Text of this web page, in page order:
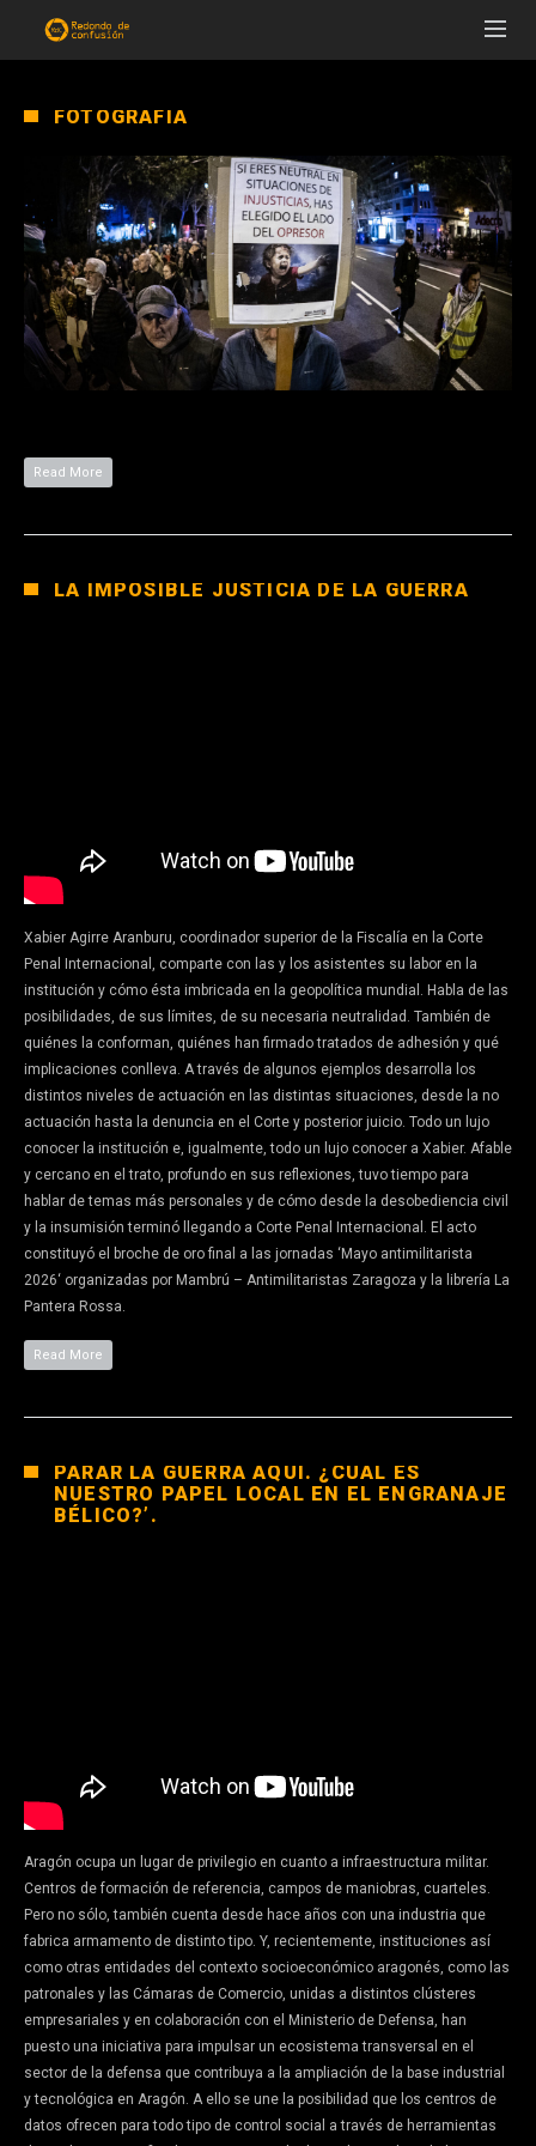
FOTOGRAFÍA
Read More
LA IMPOSIBLE JUSTICIA DE LA GUERRA
Xabier Agirre Aranburu, coordinador superior de la Fiscalía en la Corte
Penal Internacional, comparte con las y los asistentes su labor en la
institución y cómo ésta imbricada en la geopolítica mundial. Habla de las
posibilidades, de sus límites, de su necesaria neutralidad. También de
quiénes la conforman, quiénes han firmado tratados de adhesión y qué
implicaciones conlleva. A través de algunos ejemplos desarrolla los
distintos niveles de actuación en las distintas situaciones, desde la no
actuación hasta la denuncia en el Corte y posterior juicio. Todo un lujo
conocer la institución e, igualmente, todo un lujo conocer a Xabier. Afable
y cercano en el trato, profundo en sus reflexiones, tuvo tiempo para
hablar de temas más personales y de cómo desde la desobediencia civil
y la insumisión terminó llegando a Corte Penal Internacional. El acto
constituyó el broche de oro final a las jornadas ‘Mayo antimilitarista
2026‘ organizadas por Mambrú – Antimilitaristas Zaragoza y la librería La
Pantera Rossa.
Read More
PARAR LA GUERRA AQUÍ. ¿CUÁL ES
NUESTRO PAPEL LOCAL EN EL ENGRANAJE
BÉLICO?’.
Aragón ocupa un lugar de privilegio en cuanto a infraestructura militar.
Centros de formación de referencia, campos de maniobras, cuarteles.
Pero no sólo, también cuenta desde hace años con una industria que
fabrica armamento de distinto tipo. Y, recientemente, instituciones así
como otras entidades del contexto socioeconómico aragonés, como las
patronales y las Cámaras de Comercio, unidas a distintos clústeres
empresariales y en colaboración con el Ministerio de Defensa, han
puesto una iniciativa para impulsar un ecosistema transversal en el
sector de la defensa que contribuya a la ampliación de la base industrial
y tecnológica en Aragón. A ello se une la posibilidad que los centros de
datos ofrecen para todo tipo de control social a través de herramientas